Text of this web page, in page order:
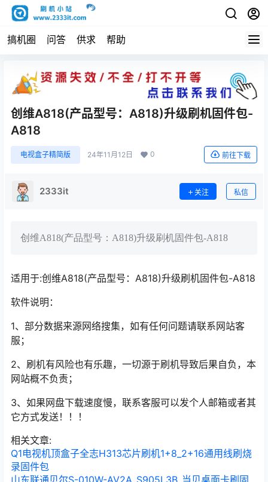
搞机圈 问答 供求 帮助
创维A818(产品型号：A818)升级刷机固件包-
A818
电视盒子精简版 24年11月12日 0 前往下载
2333it 关注 私信
创维A818(产品型号：A818)升级刷机固件包-A818
适用于:创维A818(产品型号：A818)升级刷机固件包-A818
软件说明：
1、部分数据来源网络搜集，如有任何问题请联系网站客
服；
2、刷机有风险也有乐趣，一切源于刷机导致后果自负，本
网站概不负责；
3、如果网盘下载速度慢，联系客服可以发个人邮箱或者其
它方式发送！！！
相关文章:
Q1电视机顶盒子全志H313芯片刷机1+8_2+16通用线刷烧
录固件包
山东联通贝尔S-010W-AV2A_S905L3B_当贝桌面卡刷固